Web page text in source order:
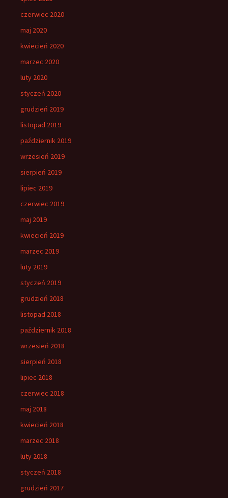
czerwiec 2020
maj 2020
kwiecień 2020
marzec 2020
luty 2020
styczeń 2020
grudzień 2019
listopad 2019
październik 2019
wrzesień 2019
sierpień 2019
lipiec 2019
czerwiec 2019
maj 2019
kwiecień 2019
marzec 2019
luty 2019
styczeń 2019
grudzień 2018
listopad 2018
październik 2018
wrzesień 2018
sierpień 2018
lipiec 2018
czerwiec 2018
maj 2018
kwiecień 2018
marzec 2018
luty 2018
styczeń 2018
grudzień 2017